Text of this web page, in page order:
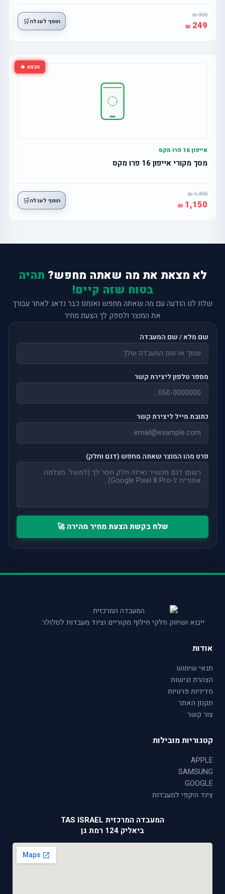
300
249 הוסף לעגלה🛒
מבצע 🔥
אייפון 16 פרו מקס
מסך מקורי אייפון 16 פרו מקס
1,390
1,150 הוסף לעגלה🛒
לא מצאת את מה שאתה מחפש? תהיה
בטוח שזה קיים!
שלח לנו הודעה עם מה שאתה מחפש ואנחנו כבר נדאג לאתר עבורך
את המוצר ולספק לך הצעת מחיר
שם מלא / שם המעבדה
מספר טלפון ליצירת קשר
כתובת מייל ליצירת קשר
פרט מהו המוצר שאתה מחפש (דגם וחלק)
שלח בקשת הצעת מחיר מהירה 🚀
ייבוא ושיווק חלקי חילוף מקוריים וציוד מעבדות לסלולר.
אודות
תנאי שימוש
הצהרת נגישות
מדיניות פרטיות
תקנון האתר
צור קשר
קטגוריות מובילות
APPLE
SAMSUNG
GOOGLE
ציוד היקפי למעבדות
המעבדה המרכזית TAS ISRAEL
ביאליק 124 רמת גן